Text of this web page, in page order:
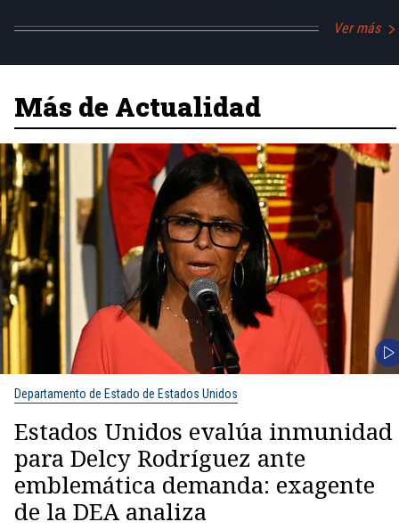
Ver más
Más de Actualidad
Departamento de Estado de Estados Unidos
Estados Unidos evalúa inmunidad
para Delcy Rodríguez ante
emblemática demanda: exagente
de la DEA analiza